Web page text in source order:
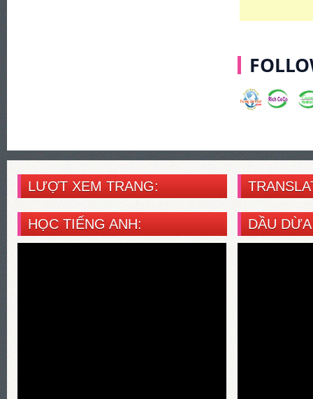
LƯỢT XEM TRANG:
HỌC TIẾNG ANH: DẦU